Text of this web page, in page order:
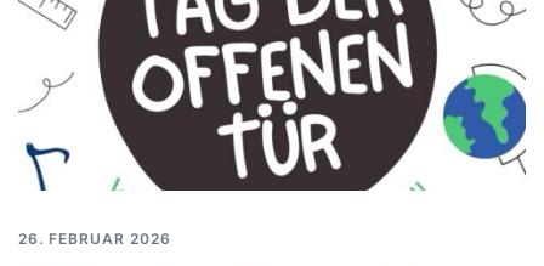
26. FEBRUAR 2026